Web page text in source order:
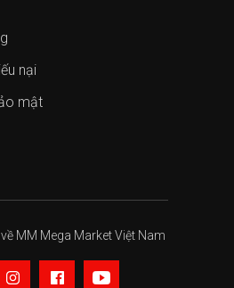
nại
mật
MM Mega Market Việt Nam